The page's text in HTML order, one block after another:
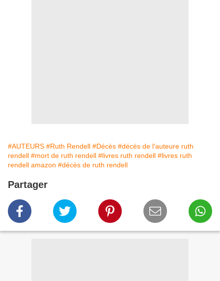
#AUTEURS #Ruth Rendell #Décès #décès de l'auteure ruth
rendell #mort de ruth rendell #livres ruth rendell #livres ruth
rendell amazon #décès de ruth rendell
Partager